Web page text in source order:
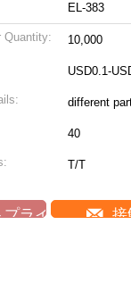
EL-383
Quantity: 10,000
USD0.1-
different
40
T/T
ライス 接